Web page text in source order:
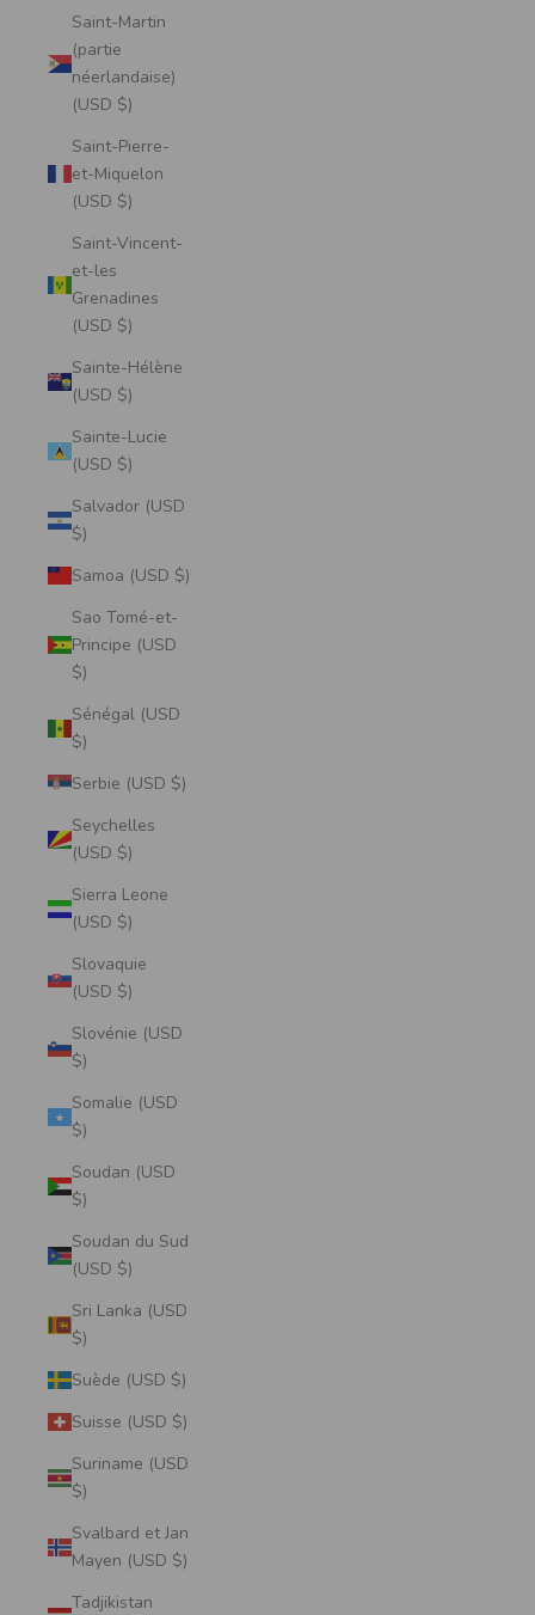
Saint-Martin
(partie
néerlandaise)
(USD $)
Saint-Pierre-
et-Miquelon
(USD $)
Saint-Vincent-
et-les
Grenadines
(USD $)
Sainte-Hélène
(USD $)
Sainte-Lucie
(USD $)
Salvador (USD
$)
Samoa (USD $)
Sao Tomé-et-
Principe (USD
$)
Sénégal (USD
$)
Serbie (USD $)
Seychelles
(USD $)
Sierra Leone
(USD $)
Slovaquie
(USD $)
Slovénie (USD
$)
Somalie (USD
$)
Soudan (USD
$)
Soudan du Sud
(USD $)
Sri Lanka (USD
$)
Suède (USD $)
Suisse (USD $)
Suriname (USD
$)
Svalbard et Jan
Mayen (USD $)
Tadjikistan